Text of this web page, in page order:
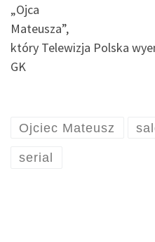
„Ojca
Mateusza”,
który Telewizja Polska
GK
Ojciec Mateusz
serial